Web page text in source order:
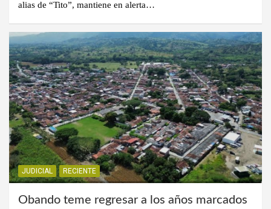
alias de “Tito”, mantiene en alerta…
JUDICIAL RECIENTE
Obando teme regresar a los años marcados